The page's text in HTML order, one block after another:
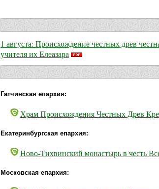
1 августа: Происхождение честных древ
учителя их Елеазара
Гатчинская епархия:
Храм Происхождения Честных Древ
Екатеринбургская епархия:
Ново-Тихвинский монастырь в честь
Московская епархия: